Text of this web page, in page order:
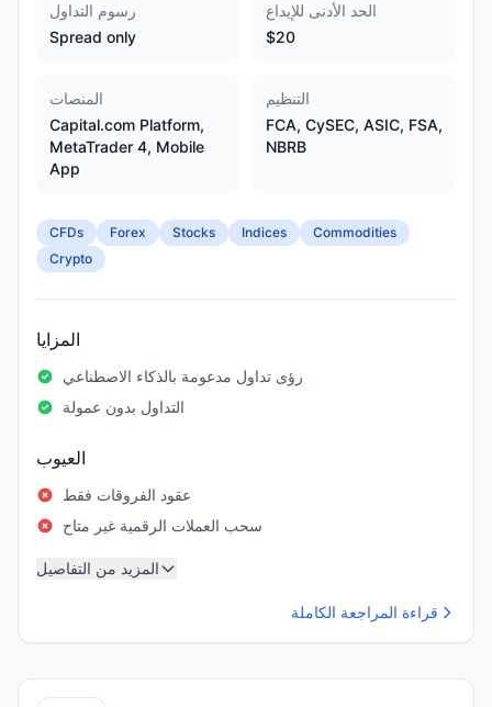
رسوم التداول
Spread only
الحد الأدنى للإيداع
$20
المنصات
Capital.com Platform,
MetaTrader 4, Mobile
App
التنظيم
FCA, CySEC, ASIC, FSA,
NBRB
CFDs Forex Stocks Indices
Commodities
Crypto
المزايا
رؤى تداول مدعومة بالذكاء الاصطناعي
التداول بدون عمولة
العيوب
عقود الفروقات فقط
سحب العملات الرقمية غير متاح
المزيد من التفاصيل
قراءة المراجعة الكاملة